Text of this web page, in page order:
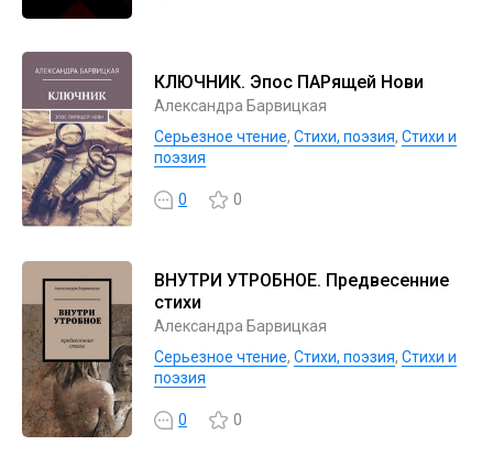
КЛЮЧНИК. Эпос ПАРящей Нови
Александра Барвицкая
Серьезное чтение, Cтихи, поэзия, Стихи и
поэзия
0 0
ВНУТРИ УТРОБНОЕ. Предвесенние
стихи
Александра Барвицкая
Серьезное чтение, Cтихи, поэзия, Стихи и
поэзия
0 0